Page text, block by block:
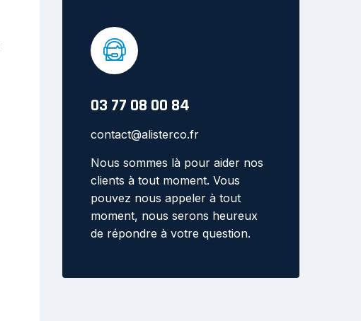
03 77 08 00 84
contact@alisterco.fr
Nous sommes là pour aider nos
clients à tout moment. Vous
pouvez nous appeler à tout
moment, nous serons heureux
de répondre à votre question.